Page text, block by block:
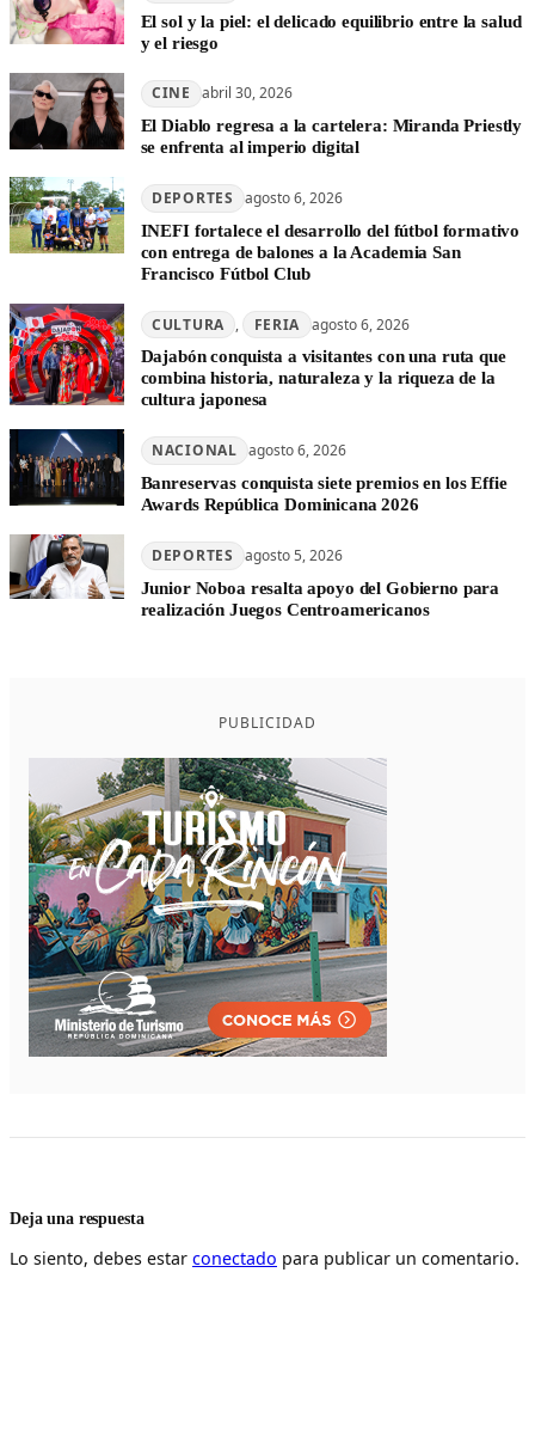
El sol y la piel: el delicado equilibrio entre la salud
y el riesgo
CINE abril 30, 2026
El Diablo regresa a la cartelera: Miranda Priestly
se enfrenta al imperio digital
DEPORTES agosto 6, 2026
INEFI fortalece el desarrollo del fútbol formativo
con entrega de balones a la Academia San
Francisco Fútbol Club
CULTURA , FERIA agosto 6, 2026
Dajabón conquista a visitantes con una ruta que
combina historia, naturaleza y la riqueza de la
cultura japonesa
NACIONAL agosto 6, 2026
Banreservas conquista siete premios en los Effie
Awards República Dominicana 2026
DEPORTES agosto 5, 2026
Junior Noboa resalta apoyo del Gobierno para
realización Juegos Centroamericanos
PUBLICIDAD
Deja una respuesta
Lo siento, debes estar conectado para publicar un comentario.